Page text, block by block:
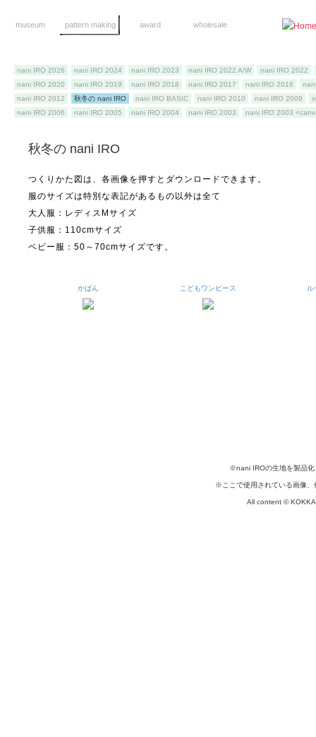
museum pattern making award wholesale
nani IRO 2026 nani IRO 2024 nani IRO 2023 nani IRO 2022 A/W
nani IRO 2022
nani IRO 2020
nani IRO 2019 nani IRO 2018 nani IRO 2017 nani IRO 2016
nani IRO 2012
秋冬の nani IRO nani IRO BASIC nani IRO 2010 nani IRO 2009
nani IRO 2006
nani IRO 2005 nani IRO 2004 nani IRO 2003 nani IRO 2003
秋冬の nani IRO
つくりかた図は、各画像を押すとダウンロードできます。
服のサイズは特別な表記があるもの以外は全て
大人服：レディスMサイズ
子供服：110cmサイズ
ベビー服：50～70cmサイズです。
かばん こどもワンピース ル
※nani IROの生地を製品化
※ここで使用されている画像、
All content ©